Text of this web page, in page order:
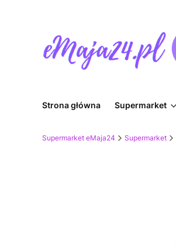
Strona główna Supermarket
Supermarket eMaja24 Supermarket